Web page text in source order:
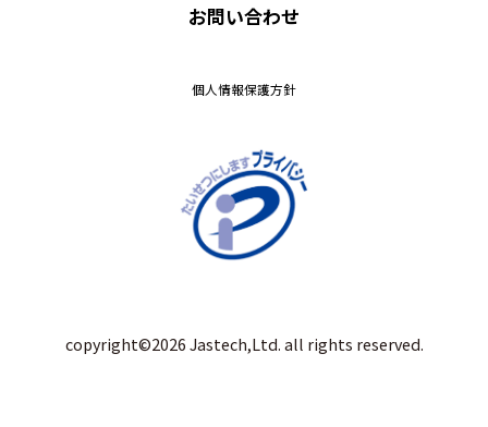
お問い合わせ
個人情報保護方針
copyright©2026 Jastech,Ltd. all rights reserved.